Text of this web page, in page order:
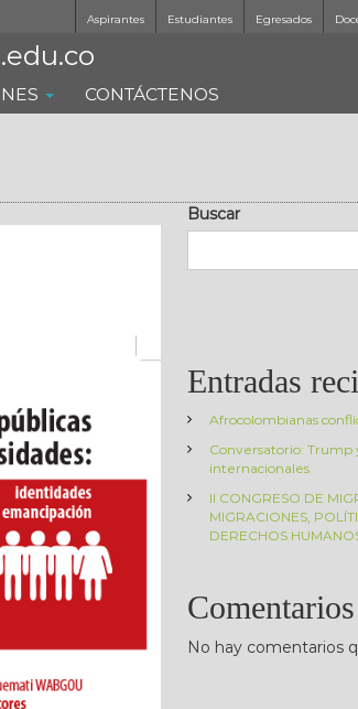
Aspirantes Estudiantes Egresados
CONTÁCTENOS
Buscar
Entradas
Afrocolombianas
Conversatorio: Trump
internacionales
II CONGRESO DE
MIGRACIONES,
DERECHOS
No hay comentarios